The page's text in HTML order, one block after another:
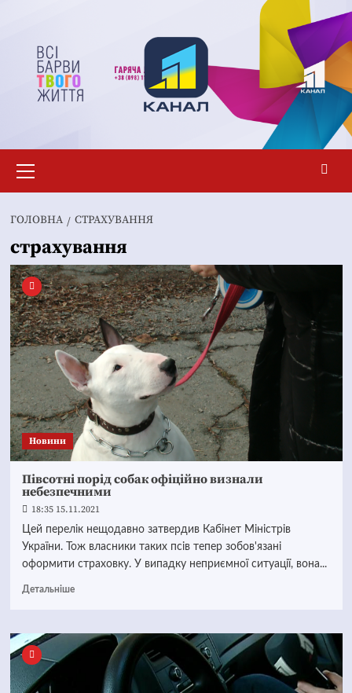
вмісту
меню
ГОЛОВНА СТРАХУВАННЯ
страхування
Новини
Півсотні порід собак офіційно визнали
небезпечними
18:35 15.11.2021
Цей перелік нещодавно затвердив Кабінет Міністрів
України. Тож власники таких псів тепер зобов'язані
оформити страховку. У випадку неприємної ситуації, вона...
Детальніше